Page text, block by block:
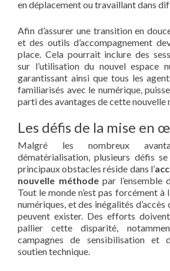
en déplacement ou travaillant dans
Afin d’assurer une transition en
et des outils d’accompagnement
place. Cela pourrait inclure des
sur l’utilisation du nouvel espace
garantissant ainsi que tous les
familiarisés avec le numérique,
parti des avantages de cette nouvelle
Les défis de la mise en
Malgré les nombreux
dématérialisation, plusieurs défis se
principaux obstacles réside dans l’
nouvelle méthodepar l’ensemble
Tout le monde n’est pas forcément à
numériques, et des inégalités
peuvent exister. Des efforts
pallier cette disparité,
campagnes de sensibilisation et
soutien technique.